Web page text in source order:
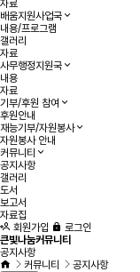
자료
배움지원사업국
내용/프로그램
갤러리
자료
사무행정지원국
내용
자료
기부/후원 참여
후원안내
재능기부/자원봉사
자원봉사 안내
커뮤니티
공지사항
갤러리
도서
보고서
자료집
회원가입
로그인
큰빛나눔커뮤니티
공지사항
커뮤니티
공지사항